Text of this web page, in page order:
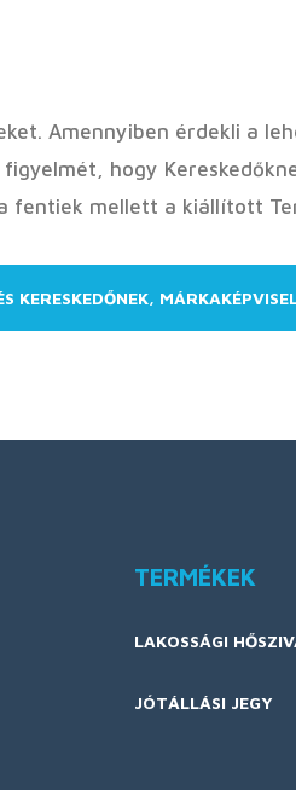
Amennyiben érdekli a
hogy
fentiek mellett a kiállított
KERESKEDŐNEK,
TERMÉKEK
LAKOSSÁGI
JÓTÁLLÁSI JEGY